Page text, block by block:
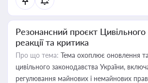
Резонансний проєкт
реакції та критика
Про що тема: Тема охоплює оновлення
цивільного законодавства України,
регулювання майнових і немайнових